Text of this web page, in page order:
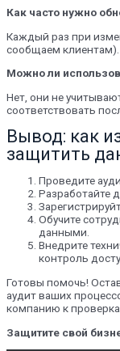
Как часто нужно
Каждый раз при
сообщаем клиентам).
Можно ли
Нет, они не
соответствовать
Вывод: как
защитить
Проведите
Разработайте
Обучите
данными.
Внедрите
контроль
Готовы помочь!
аудит ваших
компанию к
Защитите свой